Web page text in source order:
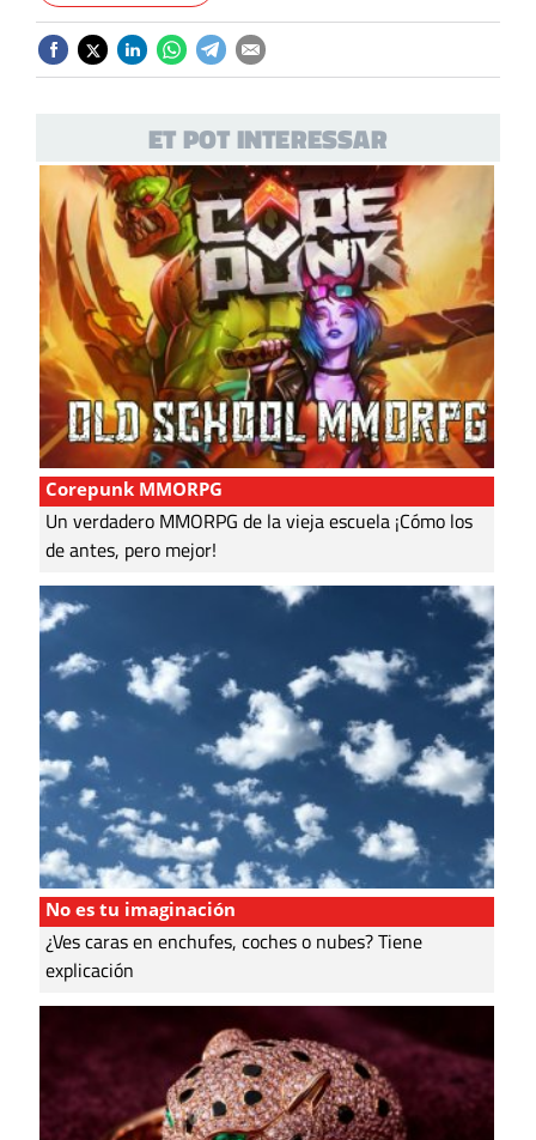
ET POT INTERESSAR
Corepunk MMORPG
Un verdadero MMORPG de la vieja escuela ¡Cómo los
de antes, pero mejor!
No es tu imaginación
¿Ves caras en enchufes, coches o nubes? Tiene
explicación